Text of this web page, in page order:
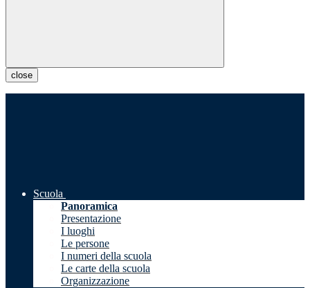
close
Scuola
Panoramica
Presentazione
I luoghi
Le persone
I numeri della scuola
Le carte della scuola
Organizzazione